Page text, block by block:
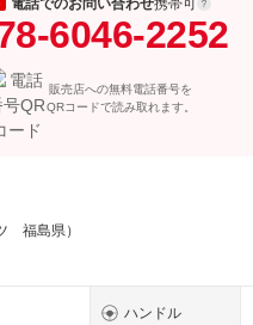
電話でのお問い合わせ携帯可
6046-2252
販売店への無料電話番号を
QRコードで読み取れます。
福島県）
ハンドル